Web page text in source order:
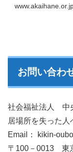
お問い合わ
社会福祉法人 中
居場所を失った
Email： kikin-
〒100－0013 東